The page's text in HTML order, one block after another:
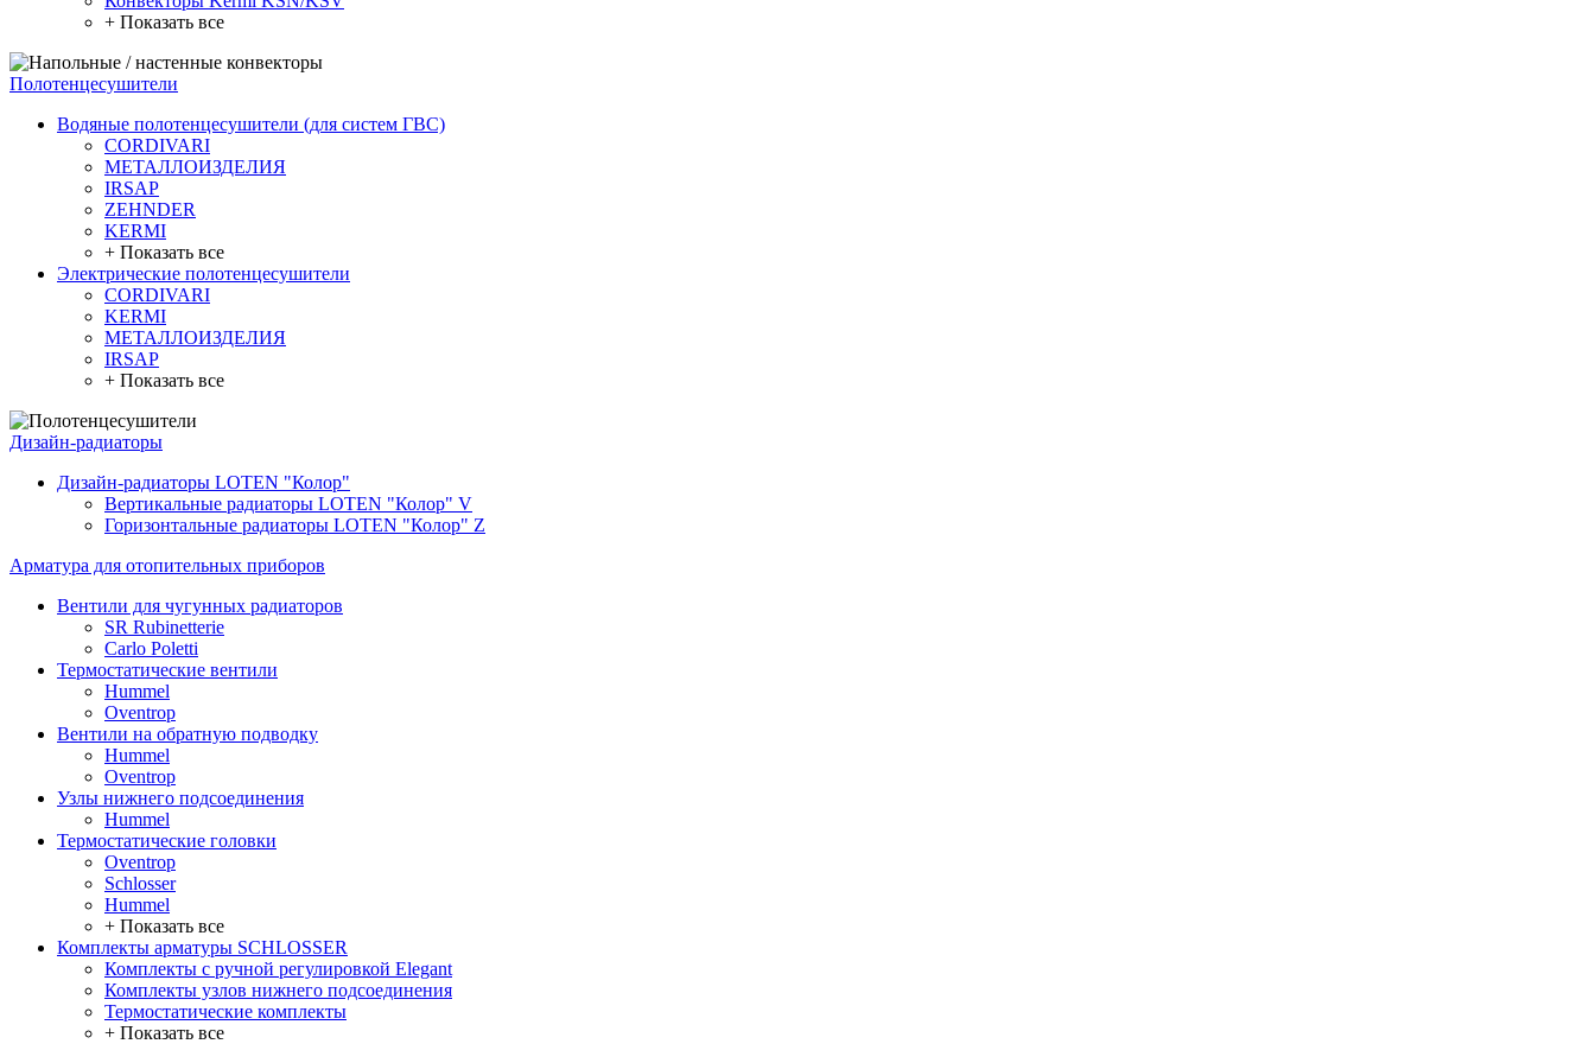
+ Показать все
Полотенцесушители
Водяные полотенцесушители (для систем ГВС)
CORDIVARI
МЕТАЛЛОИЗДЕЛИЯ
IRSAP
ZEHNDER
KERMI
+ Показать все
Электрические полотенцесушители
CORDIVARI
KERMI
МЕТАЛЛОИЗДЕЛИЯ
IRSAP
+ Показать все
Дизайн-радиаторы
Дизайн-радиаторы LOTEN "Колор"
Вертикальные радиаторы LOTEN "Колор" V
Горизонтальные радиаторы LOTEN "Колор" Z
Арматура для отопительных приборов
Вентили для чугунных радиаторов
SR Rubinetterie
Carlo Poletti
Термостатические вентили
Hummel
Oventrop
Вентили на обратную подводку
Hummel
Oventrop
Узлы нижнего подсоединения
Hummel
Термостатические головки
Oventrop
Schlosser
Hummel
+ Показать все
Комплекты арматуры SCHLOSSER
Комплекты с ручной регулировкой Elegant
Комплекты узлов нижнего подсоединения
Термостатические комплекты
+ Показать все